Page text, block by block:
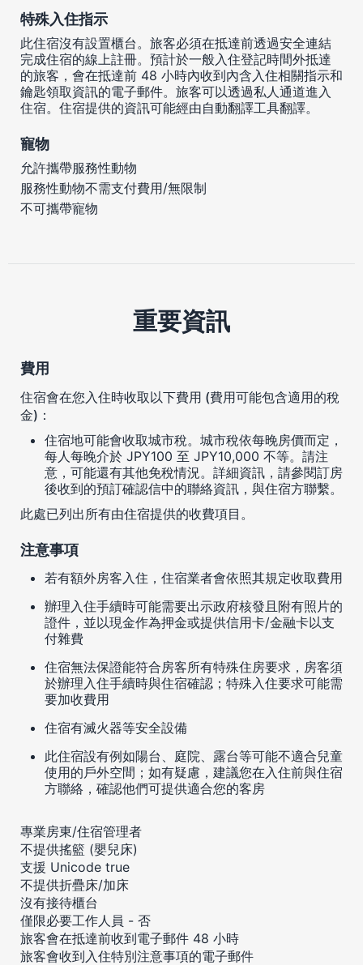
特殊入住指示
此住宿沒有設置櫃台。旅客必須在抵達前透過安全連結
完成住宿的線上註冊。預計於一般入住登記時間外抵達
的旅客，會在抵達前 48 小時內收到內含入住相關指示和
鑰匙領取資訊的電子郵件。旅客可以透過私人通道進入
住宿。住宿提供的資訊可能經由自動翻譯工具翻譯。
寵物
允許攜帶服務性動物
服務性動物不需支付費用/無限制
不可攜帶寵物
重要資訊
費用
住宿會在您入住時收取以下費用 (費用可能包含適用的稅
金)：
住宿地可能會收取城市稅。城市稅依每晚房價而定，
每人每晚介於 JPY100 至 JPY10,000 不等。請注
意，可能還有其他免稅情況。詳細資訊，請參閱訂房
後收到的預訂確認信中的聯絡資訊，與住宿方聯繫。
此處已列出所有由住宿提供的收費項目。
注意事項
若有額外房客入住，住宿業者會依照其規定收取費用
辦理入住手續時可能需要出示政府核發且附有照片的
證件，並以現金作為押金或提供信用卡/金融卡以支
付雜費
住宿無法保證能符合房客所有特殊住房要求，房客須
於辦理入住手續時與住宿確認；特殊入住要求可能需
要加收費用
住宿有滅火器等安全設備
此住宿設有例如陽台、庭院、露台等可能不適合兒童
使用的戶外空間；如有疑慮，建議您在入住前與住宿
方聯絡，確認他們可提供適合您的客房
專業房東/住宿管理者
不提供搖籃 (嬰兒床)
支援 Unicode true
不提供折疊床/加床
沒有接待櫃台
僅限必要工作人員 - 否
旅客會在抵達前收到電子郵件 48 小時
旅客會收到入住特別注意事項的電子郵件